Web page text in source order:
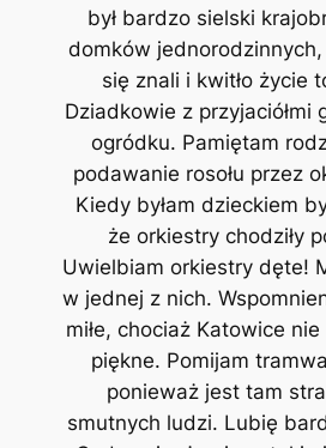
był bardzo sielski
domków
się znali i kwitło życie
Dziadkowie z przyjaciółmi
ogródku. Pamiętam
podawanie rosołu przez
Kiedy byłam dzieckiem
że orkiestry chodziły
Uwielbiam orkiestry dęte!
w jednej z nich.
miłe, chociaż Katowice
piękne. Pomijam
ponieważ jest tam
smutnych ludzi. Lubię